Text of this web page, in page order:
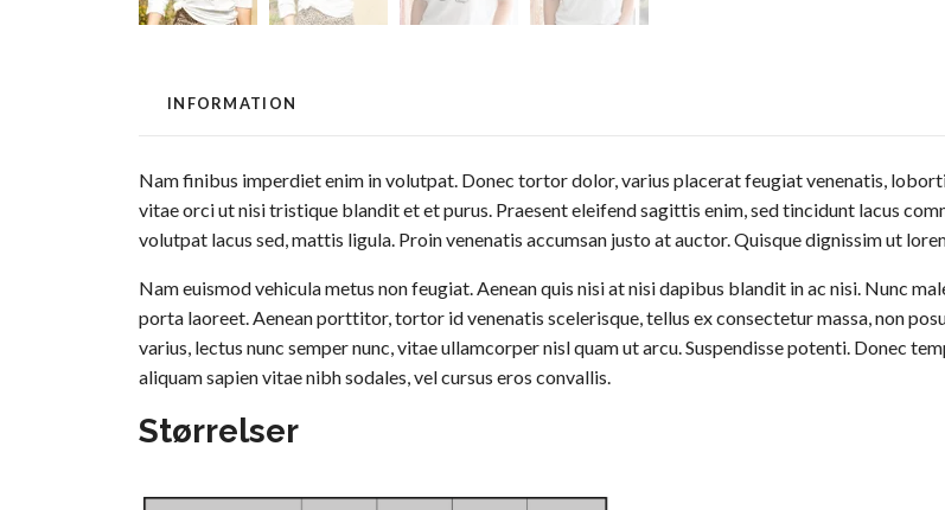
INFORMATION
Nam finibus imperdiet enim in volutpat. Donec tortor dolor, varius placerat feugiat venenatis,
vitae orci ut nisi tristique blandit et et purus. Praesent eleifend sagittis enim, sed tincidunt lacus
volutpat lacus sed, mattis ligula. Proin venenatis accumsan justo at auctor. Quisque dignissim ut
Nam euismod vehicula metus non feugiat. Aenean quis nisi at nisi dapibus blandit in ac nisi. Nunc
porta laoreet. Aenean porttitor, tortor id venenatis scelerisque, tellus ex consectetur massa, non
varius, lectus nunc semper nunc, vitae ullamcorper nisl quam ut arcu. Suspendisse potenti. Donec
aliquam sapien vitae nibh sodales, vel cursus eros convallis.
Størrelser